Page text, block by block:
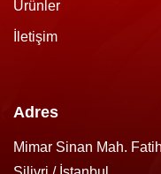
Ürünler
İletişim
Adres
Mimar Sinan Mah.